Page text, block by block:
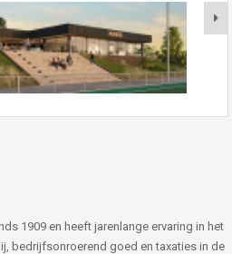
1909 en heeft jarenlange ervaring in het
bedrijfsonroerend goed en taxaties in de